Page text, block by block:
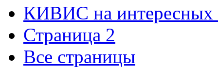
КИВИС на интересных
Страница 2
Все страницы